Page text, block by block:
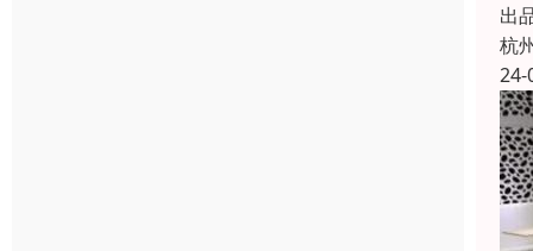
出
杭
24-